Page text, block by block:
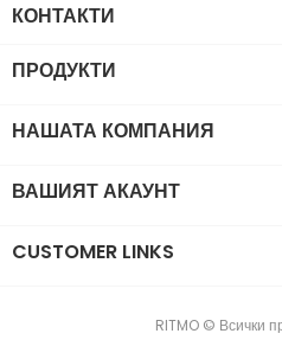
КОНТАКТИ
ПРОДУКТИ
НАШАТА КОМПАНИЯ
ВАШИЯТ АКАУНТ
CUSTOMER LINKS
RITMO © Всички